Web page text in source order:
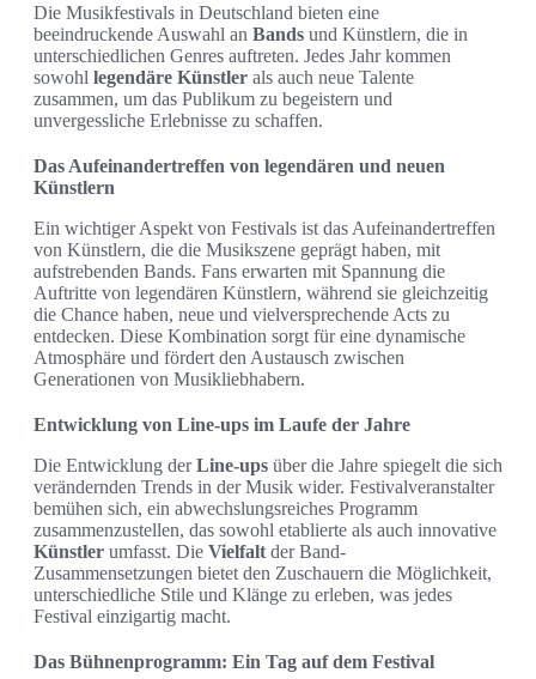
Die Musikfestivals in Deutschland bieten eine
beeindruckende Auswahl an Bands und Künstlern, die in
unterschiedlichen Genres auftreten. Jedes Jahr kommen
sowohl legendäre Künstler als auch neue Talente
zusammen, um das Publikum zu begeistern und
unvergessliche Erlebnisse zu schaffen.
Das Aufeinandertreffen von legendären und neuen
Künstlern
Ein wichtiger Aspekt von Festivals ist das Aufeinandertreffen
von Künstlern, die die Musikszene geprägt haben, mit
aufstrebenden Bands. Fans erwarten mit Spannung die
Auftritte von legendären Künstlern, während sie gleichzeitig
die Chance haben, neue und vielversprechende Acts zu
entdecken. Diese Kombination sorgt für eine dynamische
Atmosphäre und fördert den Austausch zwischen
Generationen von Musikliebhabern.
Entwicklung von Line-ups im Laufe der Jahre
Die Entwicklung derLine-ups über die Jahre spiegelt die sich
verändernden Trends in der Musik wider. Festivalveranstalter
bemühen sich, ein abwechslungsreiches Programm
zusammenzustellen, das sowohl etablierte als auch innovative
Künstler umfasst. Die Vielfalt der Band-
Zusammensetzungen bietet den Zuschauern die Möglichkeit,
unterschiedliche Stile und Klänge zu erleben, was jedes
Festival einzigartig macht.
Das Bühnenprogramm: Ein Tag auf dem Festival